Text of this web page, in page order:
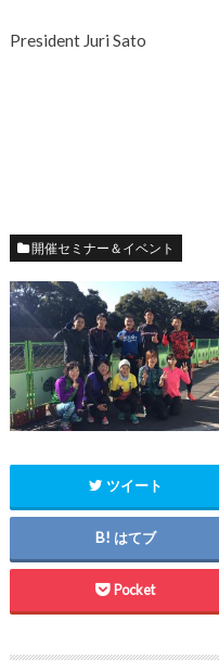
President Juri Sato
開催セミナー＆イベント
ツイート
はてブ
Pocket